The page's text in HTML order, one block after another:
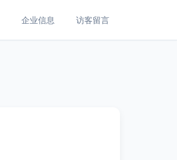
企业信息 访客留言